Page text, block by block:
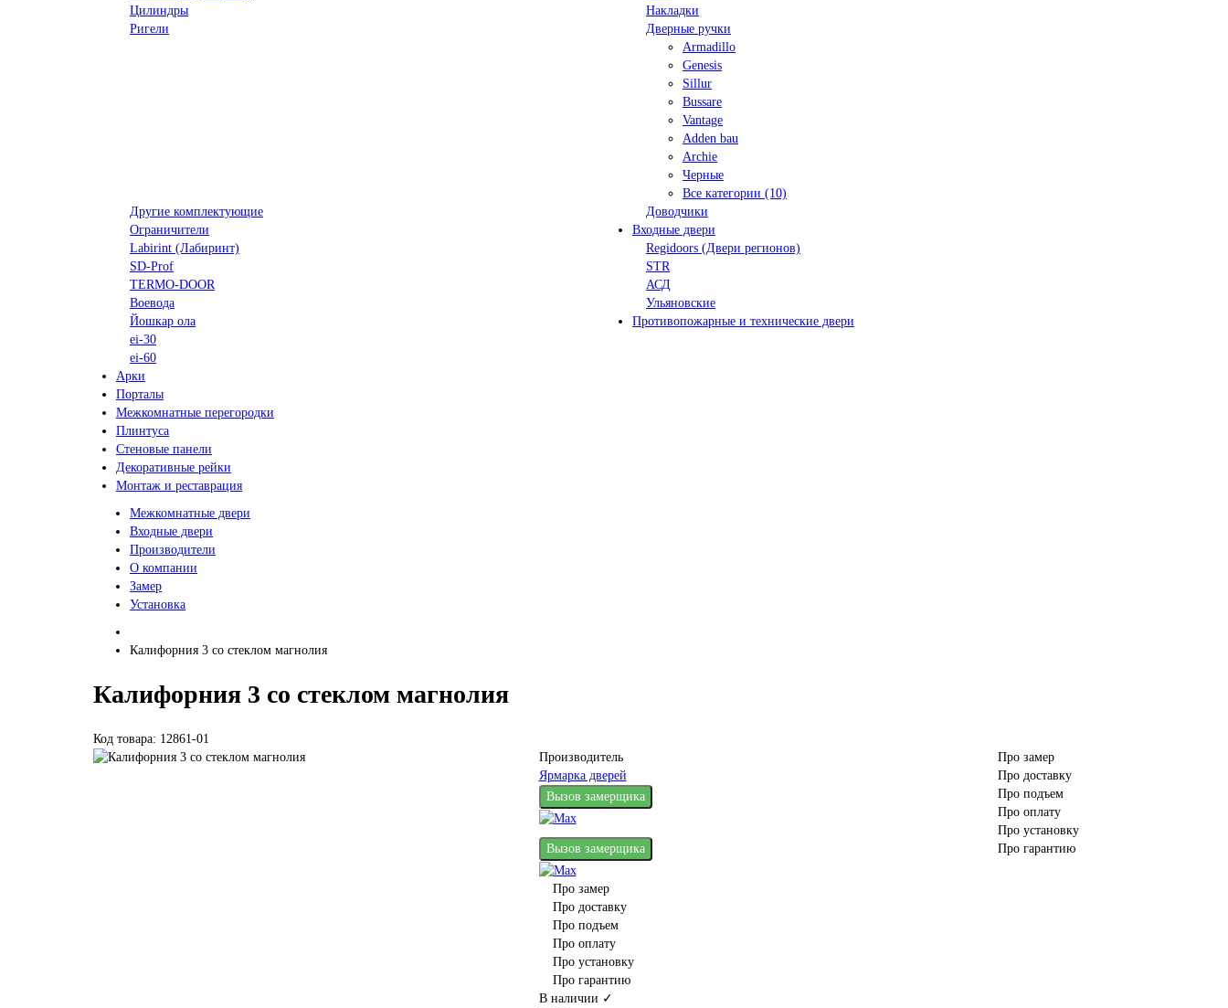
Цилиндры
Накладки
Ригели
Дверные ручки
Armadillo
Genesis
Sillur
Bussare
Vantage
Adden bau
Archie
Черные
Все категории (10)
Другие комплектующие
Доводчики
Ограничители
Входные двери
Labirint (Лабиринт)
Regidoors (Двери регионов)
SD-Prof
STR
TERMO-DOOR
АСД
Воевода
Ульяновские
Йошкар ола
Противопожарные и технические двери
ei-30
ei-60
Арки
Порталы
Межкомнатные перегородки
Плинтуса
Стеновые панели
Декоративные рейки
Монтаж и реставрация
Межкомнатные двери
Входные двери
Производители
О компании
Замер
Установка
Калифорния 3 со стеклом магнолия
Калифорния 3 со стеклом магнолия
Код товара: 12861-01
Производитель
Ярмарка дверей
Вызов замерщика
Вызов замерщика
Про замер
Про доставку
Про подъем
Про оплату
Про установку
Про гарантию
В наличии ✓
Про замер
Про доставку
Про подъем
Про оплату
Про установку
Про гарантию